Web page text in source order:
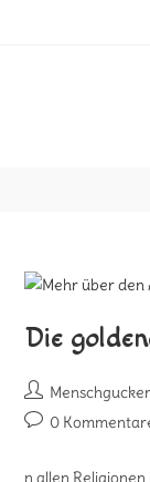
Die
Menschgucker
0
n allen